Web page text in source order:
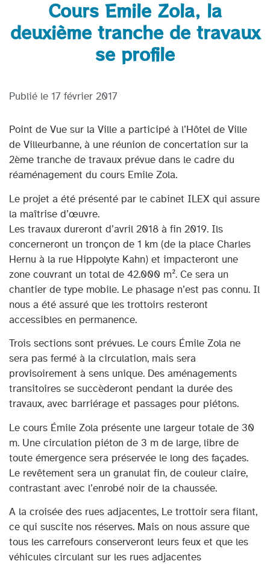
Cours Emile Zola, la
deuxième tranche de travaux
se profile
Publié le 17 février 2017
Point de Vue sur la Ville a participé à l’Hôtel de Ville
de Villeurbanne, à une réunion de concertation sur la
2ème tranche de travaux prévue dans le cadre du
réaménagement du cours Emile Zola.
Le projet a été présenté par le cabinet ILEX qui assure
la maîtrise d’œuvre.
Les travaux dureront d’avril 2018 à fin 2019. Ils
concerneront un tronçon de 1 km (de la place Charles
Hernu à la rue Hippolyte Kahn) et impacteront une
zone couvrant un total de 42.000 m². Ce sera un
chantier de type mobile. Le phasage n’est pas connu. Il
nous a été assuré que les trottoirs resteront
accessibles en permanence.
Trois sections sont prévues. Le cours Émile Zola ne
sera pas fermé à la circulation, mais sera
provisoirement à sens unique. Des aménagements
transitoires se succèderont pendant la durée des
travaux, avec barriérage et passages pour piétons.
Le cours Émile Zola présente une largeur totale de 30
m. Une circulation piéton de 3 m de large, libre de
toute émergence sera préservée le long des façades.
Le revêtement sera un granulat fin, de couleur claire,
contrastant avec l’enrobé noir de la chaussée.
A la croisée des rues adjacentes, Le trottoir sera filant,
ce qui suscite nos réserves. Mais on nous assure que
tous les carrefours conserveront leurs feux et que les
véhicules circulant sur les rues adjacentes